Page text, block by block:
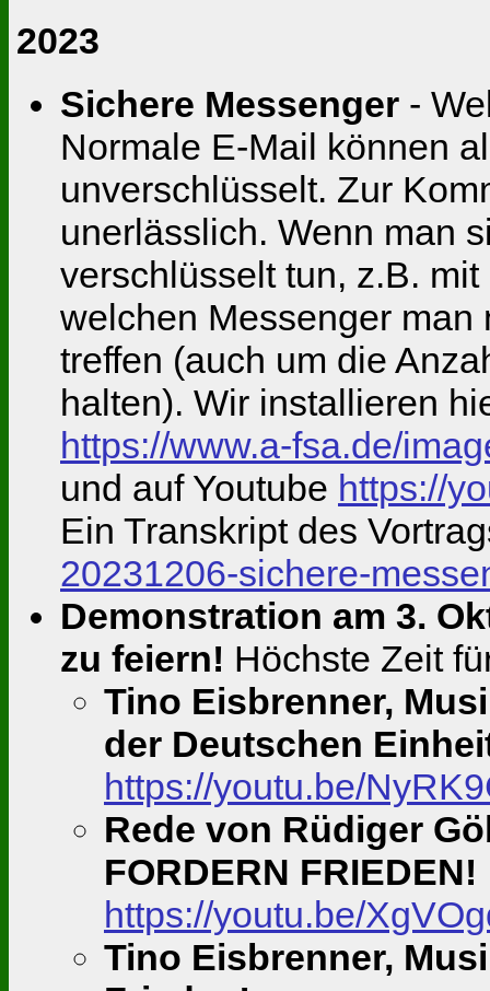
2023
Sichere Messenger -
Normale E-Mail können
unverschlüsselt. Zur
unerlässlich. Wenn man
verschlüsselt tun, z.B.
welchen Messenger man
treffen (auch um die
halten). Wir installieren
https://www.a-fsa.de/
und auf Youtube https://
Ein Transkript des
20231206-sichere-
Demonstration am 3.
zu feiern! Höchste Zeit
Tino Eisbrenner,
der Deutschen
https://youtu.be/
Rede von Rüdiger
FORDERN FRIEDEN!
https://youtu.be/
Tino Eisbrenner,